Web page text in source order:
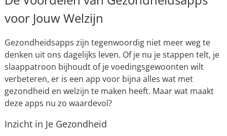
voor Jouw Welzijn
Gezondheidsapps zijn tegenwoordig niet meer weg te
denken uit ons dagelijks leven. Of je nu je stappen telt, je
slaappatroon bijhoudt of je voedingsgewoonten wilt
verbeteren, er is een app voor bijna alles wat met
gezondheid en welzijn te maken heeft. Maar wat maakt
deze apps nu zo waardevol?
Inzicht in Je Gezondheid